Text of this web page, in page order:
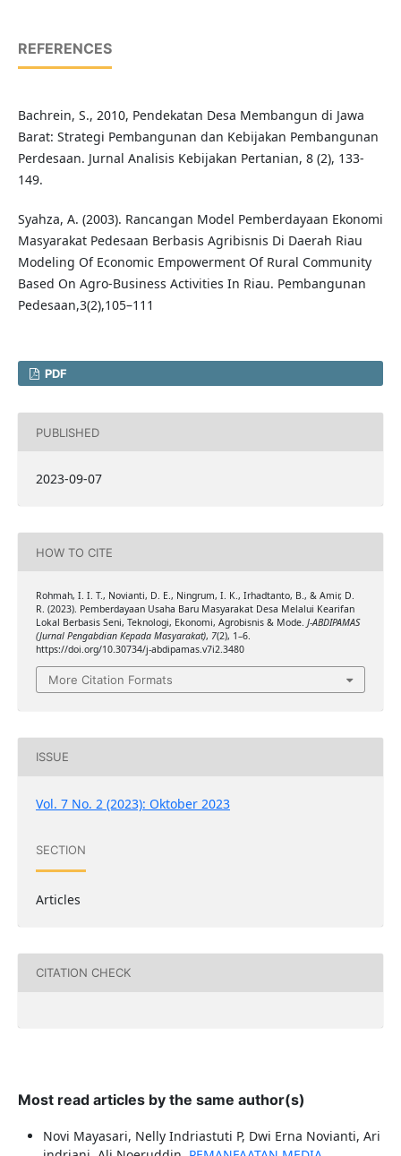
REFERENCES
Bachrein, S., 2010, Pendekatan Desa Membangun di Jawa
Barat: Strategi Pembangunan dan Kebijakan Pembangunan
Perdesaan. Jurnal Analisis Kebijakan Pertanian, 8 (2), 133-
149.
Syahza, A. (2003). Rancangan Model Pemberdayaan Ekonomi
Masyarakat Pedesaan Berbasis Agribisnis Di Daerah Riau
Modeling Of Economic Empowerment Of Rural Community
Based On Agro-Business Activities In Riau. Pembangunan
Pedesaan,3(2),105–111
PDF
PUBLISHED
2023-09-07
HOW TO CITE
Rohmah, I. I. T., Novianti, D. E., Ningrum, I. K., Irhadtanto, B., & Amir, D.
R. (2023). Pemberdayaan Usaha Baru Masyarakat Desa Melalui Kearifan
Lokal Berbasis Seni, Teknologi, Ekonomi, Agrobisnis & Mode. J-ABDIPAMAS
(Jurnal Pengabdian Kepada Masyarakat), 7(2), 1–6.
https://doi.org/10.30734/j-abdipamas.v7i2.3480
More Citation Formats
ISSUE
Vol. 7 No. 2 (2023): Oktober 2023
SECTION
Articles
CITATION CHECK
Most read articles by the same author(s)
Novi Mayasari, Nelly Indriastuti P, Dwi Erna Novianti, Ari